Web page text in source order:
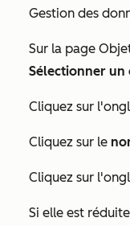
Gestion des
Sur la page
Sélectionner un
Cliquez sur
Cliquez sur le
Cliquez sur
Si elle est